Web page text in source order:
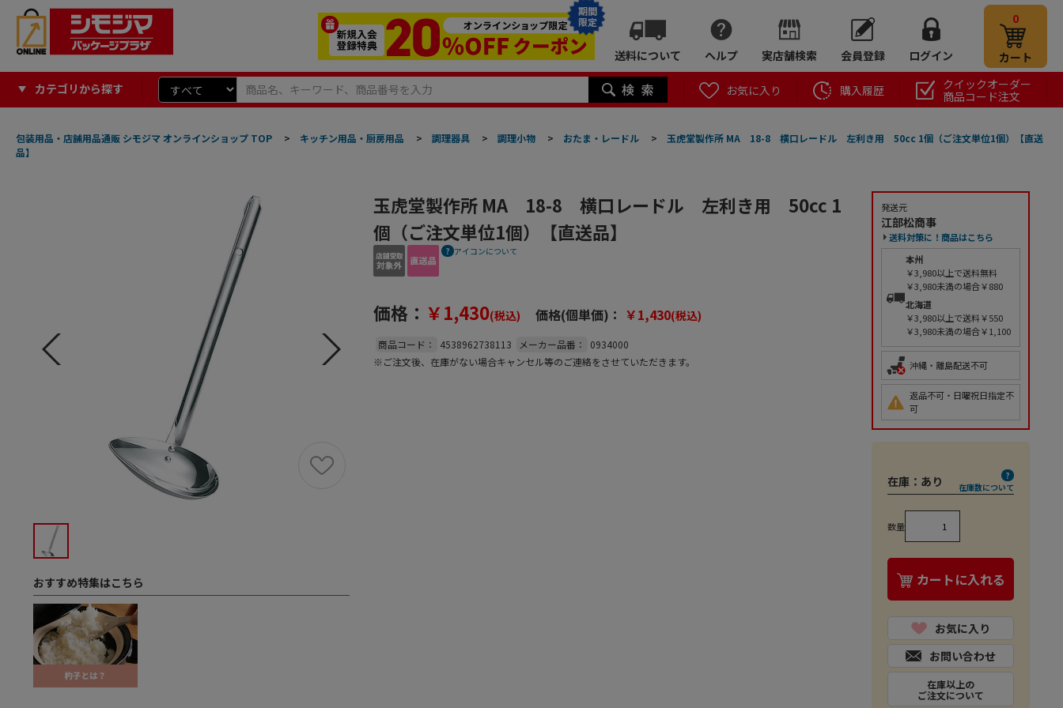
期間
限定
送料について ヘルプ 実店舗検索 会員登録 ログイン
0
カート
カテゴリから探す お気に入り 購入履歴
クイックオーダー
商品コード注文
包装用品・店舗用品通販 シモジマ オンラインショップ TOP > キッチン用品・厨房用品 > 調理器具 > 調理小物 > おたま・レードル >
玉虎堂製作所 MA 18-8 横口レードル 左利き用 50cc 1個（ご注文単位1個）【直送
品】
おすすめ特集はこちら
玉虎堂製作所 MA 18-8 横口レードル 左利き用 50cc 1
個（ご注文単位1個）【直送品】
アイコンについて
価格： ￥1,430(税込) 価格(個単価)： ￥1,430(税込)
商品コード： 4538962738113 メーカー品番：
0934000
※ご注文後、在庫がない場合キャンセル等のご連絡をさせていただきます。
発送元
江部松商事
送料対策に！商品はこちら
本州
￥3,980以上で送料無料
￥3,980未満の場合￥880
北海道
￥3,980以上で送料￥550
￥3,980未満の場合￥1,100
沖縄・離島配送不可
返品不可・日曜祝日指定不
可
在庫： あり 在庫数について
数量
カートに入れる
お気に入り
お問い合わせ
在庫以上の
ご注文について